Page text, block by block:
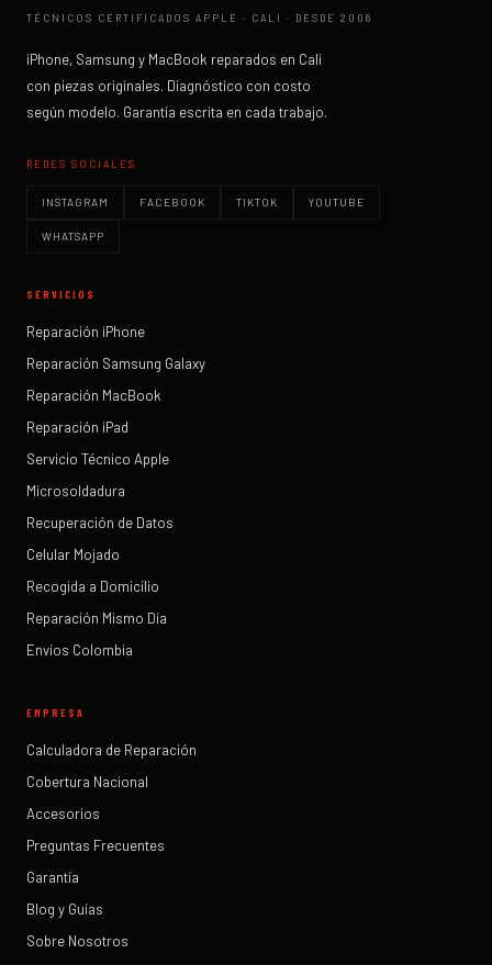
TÉCNICOS CERTIFICADOS APPLE · CALI · DESDE 2006
iPhone, Samsung y MacBook reparados en Cali
con piezas originales. Diagnóstico con costo
según modelo. Garantía escrita en cada trabajo.
REDES SOCIALES
INSTAGRAM FACEBOOK TIKTOK YOUTUBE
WHATSAPP
SERVICIOS
Reparación iPhone
Reparación Samsung Galaxy
Reparación MacBook
Reparación iPad
Servicio Técnico Apple
Microsoldadura
Recuperación de Datos
Celular Mojado
Recogida a Domicilio
Reparación Mismo Día
Envíos Colombia
EMPRESA
Calculadora de Reparación
Cobertura Nacional
Accesorios
Preguntas Frecuentes
Garantía
Blog y Guías
Sobre Nosotros